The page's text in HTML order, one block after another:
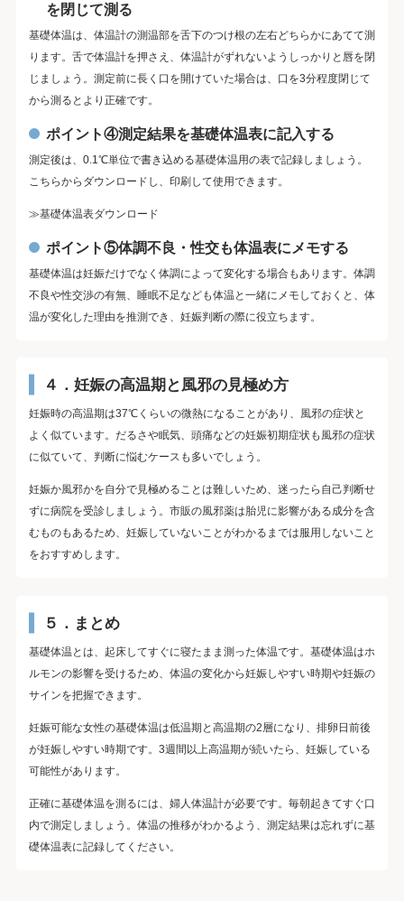
を閉じて測る
基礎体温は、体温計の測温部を舌下のつけ根の左右どちらかにあてて測
ります。舌で体温計を押さえ、体温計がずれないようしっかりと唇を閉
じましょう。測定前に長く口を開けていた場合は、口を3分程度閉じて
から測るとより正確です。
ポイント④測定結果を基礎体温表に記入する
測定後は、0.1℃単位で書き込める基礎体温用の表で記録しましょう。
こちらからダウンロードし、印刷して使用できます。
≫基礎体温表ダウンロード
ポイント⑤体調不良・性交も体温表にメモする
基礎体温は妊娠だけでなく体調によって変化する場合もあります。体調
不良や性交渉の有無、睡眠不足なども体温と一緒にメモしておくと、体
温が変化した理由を推測でき、妊娠判断の際に役立ちます。
４．妊娠の高温期と風邪の見極め方
妊娠時の高温期は37℃くらいの微熱になることがあり、風邪の症状と
よく似ています。だるさや眠気、頭痛などの妊娠初期症状も風邪の症状
に似ていて、判断に悩むケースも多いでしょう。
妊娠か風邪かを自分で見極めることは難しいため、迷ったら自己判断せ
ずに病院を受診しましょう。市販の風邪薬は胎児に影響がある成分を含
むものもあるため、妊娠していないことがわかるまでは服用しないこと
をおすすめします。
５．まとめ
基礎体温とは、起床してすぐに寝たまま測った体温です。基礎体温はホ
ルモンの影響を受けるため、体温の変化から妊娠しやすい時期や妊娠の
サインを把握できます。
妊娠可能な女性の基礎体温は低温期と高温期の2層になり、排卵日前後
が妊娠しやすい時期です。3週間以上高温期が続いたら、妊娠している
可能性があります。
正確に基礎体温を測るには、婦人体温計が必要です。毎朝起きてすぐ口
内で測定しましょう。体温の推移がわかるよう、測定結果は忘れずに基
礎体温表に記録してください。